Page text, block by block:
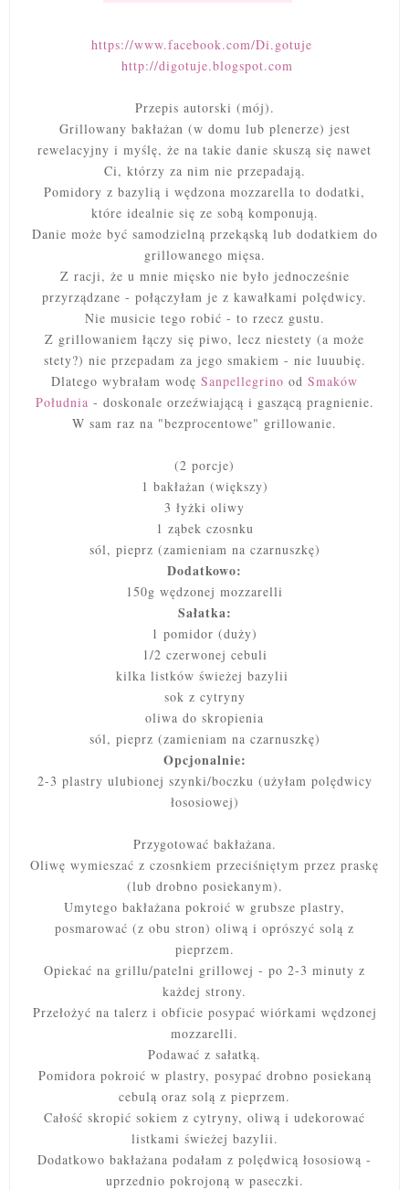
https://www.facebook.com/Di.gotuje
http://digotuje.blogspot.com
Przepis autorski (mój).
Grillowany bakłażan (w domu lub plenerze) jest
rewelacyjny i myślę, że na takie danie skuszą się nawet
Ci, którzy za nim nie przepadają.
Pomidory z bazylią i wędzona mozzarella to dodatki,
które idealnie się ze sobą komponują.
Danie może być samodzielną przekąską lub dodatkiem do
grillowanego mięsa.
Z racji, że u mnie mięsko nie było jednocześnie
przyrządzane - połączyłam je z kawałkami polędwicy.
Nie musicie tego robić - to rzecz gustu.
Z grillowaniem łączy się piwo, lecz niestety (a może
stety?) nie przepadam za jego smakiem - nie luuubię.
Dlatego wybrałam wodę Sanpellegrino od Smaków
Południa - doskonale orzeźwiającą i gaszącą pragnienie.
W sam raz na "bezprocentowe" grillowanie.
(2 porcje)
1 bakłażan (większy)
3 łyżki oliwy
1 ząbek czosnku
sól, pieprz (zamieniam na czarnuszkę)
Dodatkowo:
150g wędzonej mozzarelli
Sałatka:
1 pomidor (duży)
1/2 czerwonej cebuli
kilka listków świeżej bazylii
sok z cytryny
oliwa do skropienia
sól, pieprz (zamieniam na czarnuszkę)
Opcjonalnie:
2-3 plastry ulubionej szynki/boczku (użyłam polędwicy
łososiowej)
Przygotować bakłażana.
Oliwę wymieszać z czosnkiem przeciśniętym przez praskę
(lub drobno posiekanym).
Umytego bakłażana pokroić w grubsze plastry,
posmarować (z obu stron) oliwą i oprószyć solą z
pieprzem.
Opiekać na grillu/patelni grillowej - po 2-3 minuty z
każdej strony.
Przełożyć na talerz i obficie posypać wiórkami wędzonej
mozzarelli.
Podawać z sałatką.
Pomidora pokroić w plastry, posypać drobno posiekaną
cebulą oraz solą z pieprzem.
Całość skropić sokiem z cytryny, oliwą i udekorować
listkami świeżej bazylii.
Dodatkowo bakłażana podałam z polędwicą łososiową -
uprzednio pokrojoną w paseczki.